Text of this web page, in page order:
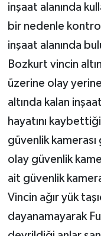
inşaat alanında
bir nedenle
inşaat alanında
Bozkurt vincin
üzerine olay
altında kalan
hayatını
güvenlik
olay güvenlik
ait güvenlik
Vincin ağır yük
dayanamayarak